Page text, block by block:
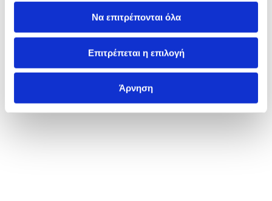
Να επιτρέπονται όλα
Επιτρέπεται η επιλογή
Άρνηση